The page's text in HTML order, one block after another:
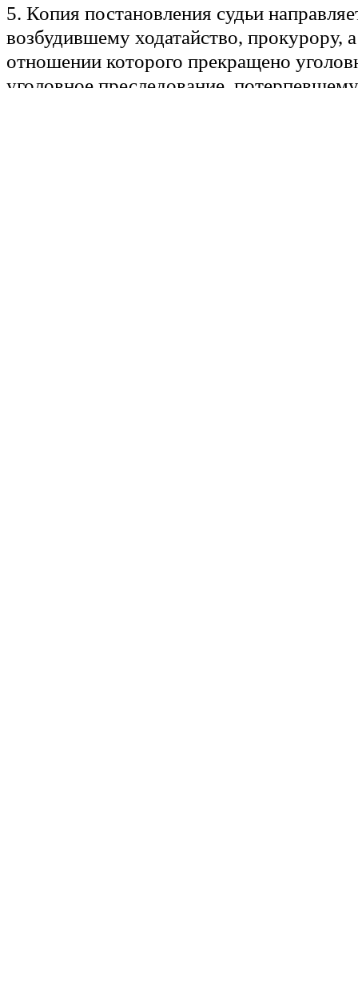
5. Копия постановления судьи
возбудившему ходатайство, прокурору,
отношении которого прекращено
уголовное преследование,